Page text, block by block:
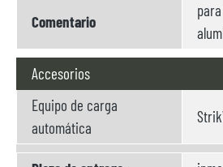
Comentario
Accesorios
Equipo de carga
automática